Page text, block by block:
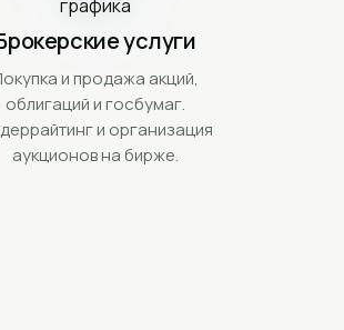
услуги
и продажа акций,
облигаций и госбумаг.
и организация
аукционов на бирже.